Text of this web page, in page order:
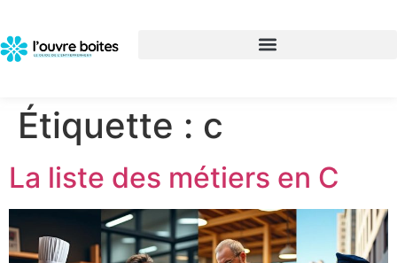
Étiquette : c
La liste des métiers en C